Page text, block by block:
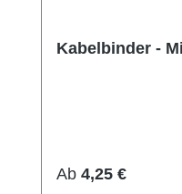
Kabelbinder -
Regulärer Preis:
Ab 4,25 €